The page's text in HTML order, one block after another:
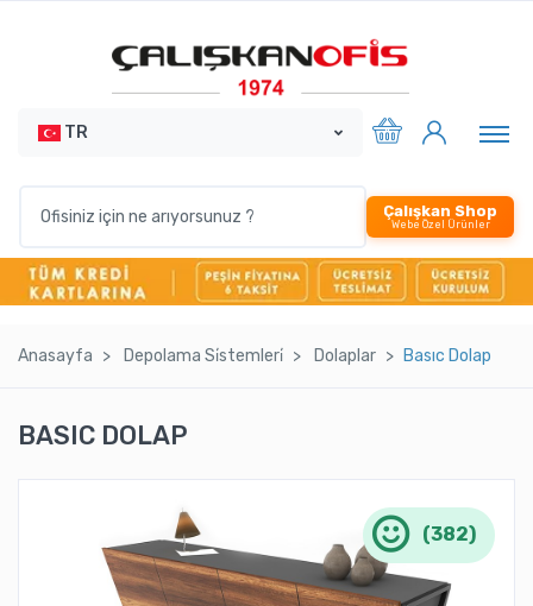
TR
Çalışkan Shop
Webe Özel Ürünler
Anasayfa Depolama Si̇stemleri̇ Dolaplar Basıc Dolap
BASIC DOLAP
(382)